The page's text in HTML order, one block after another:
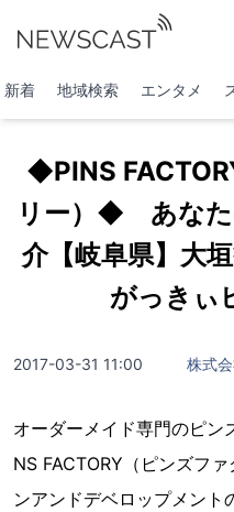
新着 地域検索 エンタメ
◆PINS
リー）◆ あなた
介【岐阜県】大
がっきぃ
2017-03-31 11:00 株式
オーダーメイド専門のピン
NS FACTORY（ピンズフ
ンアンドデベロップメント